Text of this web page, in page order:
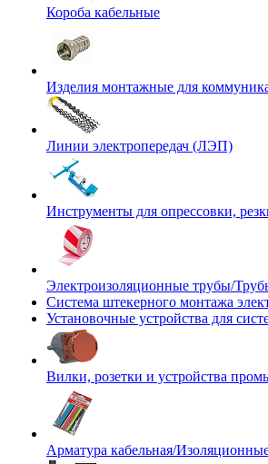
Короба кабельные
Изделия монтажные для
Линии электропередач (ЛЭП)
Инструменты для опрессовки,
Электроизоляционные трубы/
Система штекерного монтажа
Установочные устройства для
Вилки, розетки и устройства
Арматура кабельная/